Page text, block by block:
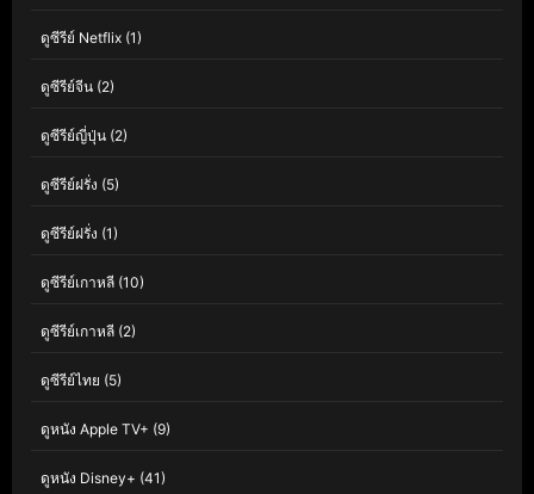
ดูซีรีย์ Netflix (1)
ดูซีรีย์จีน (2)
ดูซีรีย์ญี่ปุ่น (2)
ดูซีรีย์ฝรั่ง (5)
ดูซีรีย์ฝรั่ง (1)
ดูซีรีย์เกาหลี (10)
ดูซีรีย์เกาหลี (2)
ดูซีรีย์ไทย (5)
ดูหนัง Apple TV+ (9)
ดูหนัง Disney+ (41)